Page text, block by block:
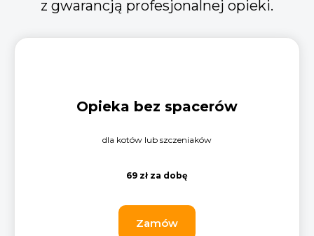
z gwarancją profesjonalnej opieki.
Opieka bez spacerów
dla kotów lub szczeniaków
69 zł za dobę
Zamów